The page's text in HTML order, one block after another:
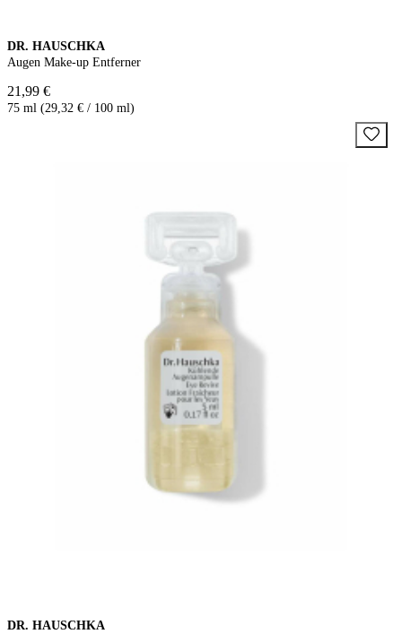
DR. HAUSCHKA
Augen Make-up Entferner
21,99 €
75 ml (29,32 € / 100 ml)
DR. HAUSCHKA